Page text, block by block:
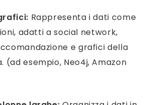
Rappresenta i dati come
adatti a social network,
e grafici della
(ad esempio, Neo4j, Amazon